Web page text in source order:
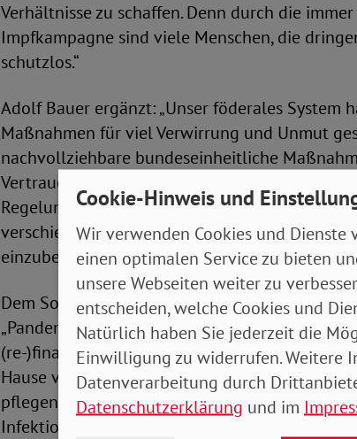
Verhältnisse zu schaffen. Denn durch die
Impfkampagne sind viele Menschen, die
schutzlos.“
Adolf Bauer ergänzt: „Unser föderales
Maßnahmen für viel Verwirrung und Unmut
nachvollziehbare bundeseinheitliche
Vertrauen der Bevölkerung zurückgewinnen
Regelungen erhöhen.“ Deshalb ist es auch
verschiedener Interessengruppen besser bei
einzubeziehen.
Dem SoVD-Präsidenten ist darüber hinaus
„Pandemiebedingte Kosten müssen zwingend
(re-)finanziert werden. Rund 80 Prozent aller
Hause versorgt. Da kann ein Angebot auf
pflegende Angehörige und enge
Infektionsgeschehens beitragen. Das begrüßen
Cookie-Hinweis und
Wir verwenden Cookies und
einen optimalen Service zu bieten
unsere Webseiten weiter zu
entscheiden, welche Cookies und
Natürlich haben Sie jederzeit die
Einwilligung zu widerrufen. Weitere
Datenverarbeitung durch
Datenschutzerklärung und im